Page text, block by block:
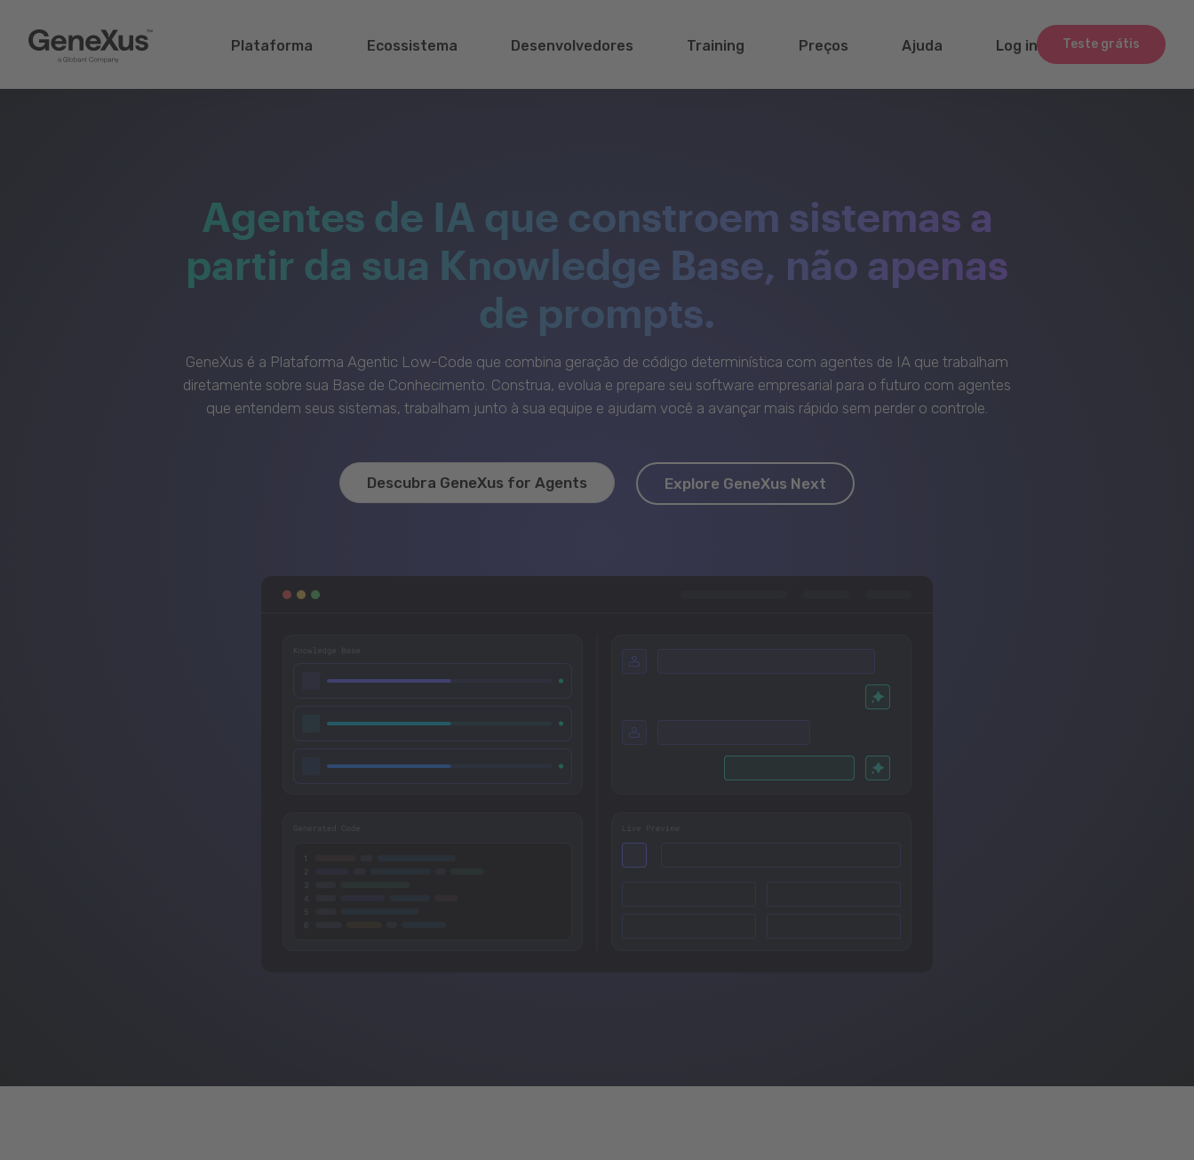
Teste grátis
Plataforma Ecossistema Desenvolvedores Training Preços Ajuda Log in
Agentes de IA que constroem sistemas a
partir da sua Knowledge Base, não apenas
de prompts.
GeneXus é a Plataforma Agentic Low-Code que combina geração de código determinística com agentes de IA que trabalham
diretamente sobre sua Base de Conhecimento. Construa, evolua e prepare seu software empresarial para o futuro com agentes
que entendem seus sistemas, trabalham junto à sua equipe e ajudam você a avançar mais rápido sem perder o controle.
Descubra GeneXus for Agents Explore GeneXus Next